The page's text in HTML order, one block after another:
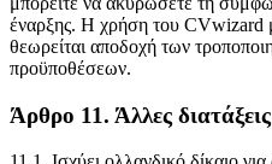
έναρξης. Η χρήση του CVwizard
θεωρείται αποδοχή των
προϋποθέσεων.
Άρθρο 11. Άλλες διατάξεις